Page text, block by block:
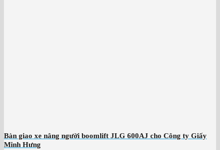
Bàn giao xe nâng người boomlift JLG 600AJ cho Công ty Giấy
Minh Hưng